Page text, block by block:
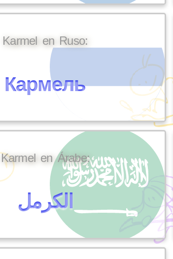
Karmel en Ruso:
Кармель
Karmel en Árabe:
الكرمل